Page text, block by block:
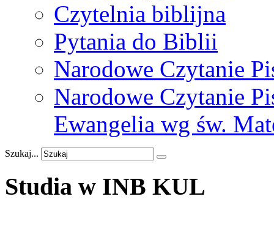
Czytelnia biblijna
Pytania do Biblii
Narodowe Czytanie
Narodowe Czytanie
Ewangelia wg św.
Szukaj...
Studia w INB KUL